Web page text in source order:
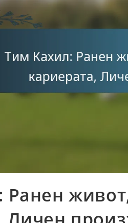
Ранен